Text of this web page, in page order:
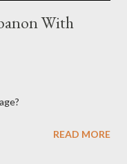
With
READ MORE